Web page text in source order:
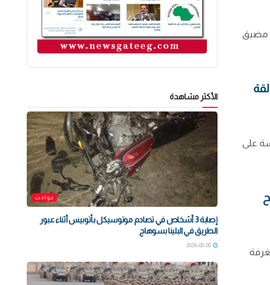
مضيق
المنافسة على
الأكثر مشاهدة
حوادث
إصابة 3 أشخاص في تصادم موتوسيكل بأتوبيس أثناء عبور
الطريق في البلينا بسوهاج
2026-08-08